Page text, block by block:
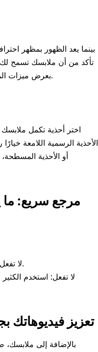
بينما يعد الظهور بمظهر
تأكد من أن ملابسك تسمح
بعرض ميزات الممتلكات. تجنب أي شيء ضيق أو مقيد.
اختر أحذية تكمل ملابسك
الأحذية الرسمية اللامعة
أو الأحذية
مرجع سريع: ما
لا تفعل: ارتدِ ملابس غير رسمية بشكل مفرط.
لا تفعل: استخدم
تعزيز فيديوهاتك
بالإضافة إلى ملابسك،